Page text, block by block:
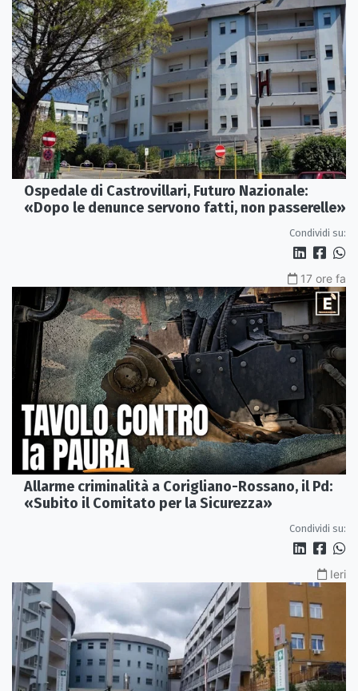
Ospedale di Castrovillari, Futuro Nazionale:
«Dopo le denunce servono fatti, non passerelle»
Condividi su:
17 ore fa
Allarme criminalità a Corigliano-Rossano, il Pd:
«Subito il Comitato per la Sicurezza»
Condividi su:
Ieri